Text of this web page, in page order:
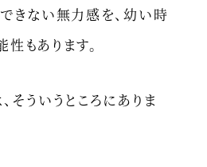
きない無力感を、幼い時
もあります。
そういうところにありま